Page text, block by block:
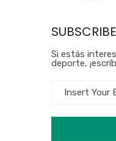
Si estás
deporte,